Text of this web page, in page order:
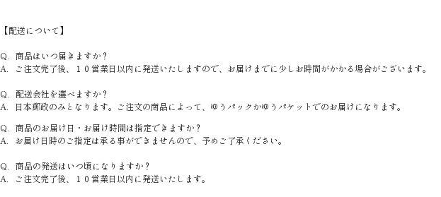
【配送について】
Q．商品はいつ届きますか？
A．ご注文完了後、１０営業日以内に発送いたしますので、お届けまでに少しお時間がかかる場合がございます。
Q．配送会社を選べますか？
A．日本郵政のみとなります。ご注文の商品によって、ゆうパックかゆうパケットでのお届けになります。
Q．商品のお届け日・お届け時間は指定できますか？
A．お届け日時のご指定は承る事ができませんので、予めご了承ください。
Q．商品の発送はいつ頃になりますか？
A．ご注文完了後、１０営業日以内に発送いたします。